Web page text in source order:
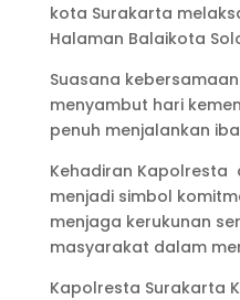
kota Surakarta
Halaman Balaikota
Suasana
menyambut hari
penuh menjalankan
Kehadiran Kapolresta
menjadi simbol
menjaga kerukunan
masyarakat dalam
Kapolresta Surakarta